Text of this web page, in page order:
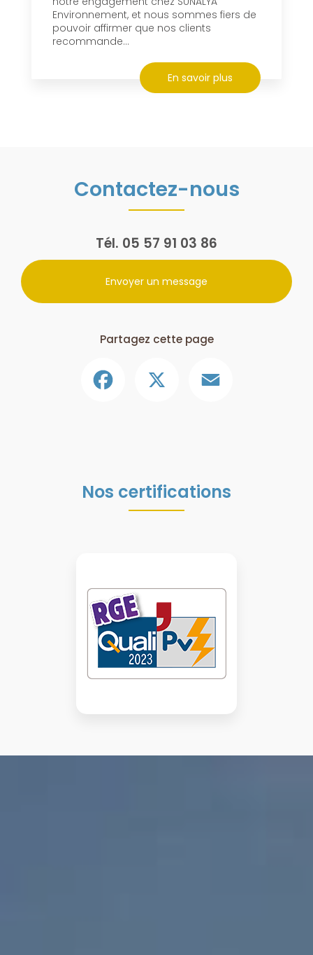
Environnement, et nous sommes fiers de
pouvoir affirmer que nos clients
recommande...
En savoir plus
Contactez-nous
Tél. 05 57 91 03 86
Envoyer un message
Partagez cette page
Nos certifications